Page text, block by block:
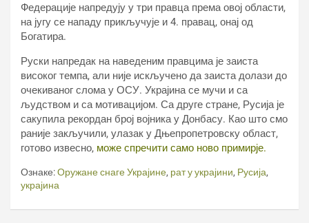
Федерације напредују у три правца према овој области,
на југу се нападу прикључује и 4. правац, онај од
Богатира.
Руски напредак на наведеним правцима је заиста
високог темпа, али није искључено да заиста долази до
очекиваног слома у ОСУ. Украјина се мучи и са
људством и са мотивацијом. Са друге стране, Русија је
сакупила рекордан број војника у Донбасу. Као што смо
раније закључили, улазак у Дњепропетровску област,
готово извесно, може спречити само ново примирје.
Ознаке:Оружане снаге Украјине, рат у украјини, Русија,
украјина